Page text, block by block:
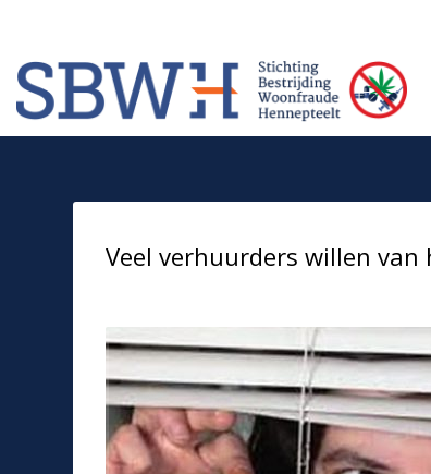
1 Login or create new account.
If you still have problems, please let us know,
Veel verhuurders willen